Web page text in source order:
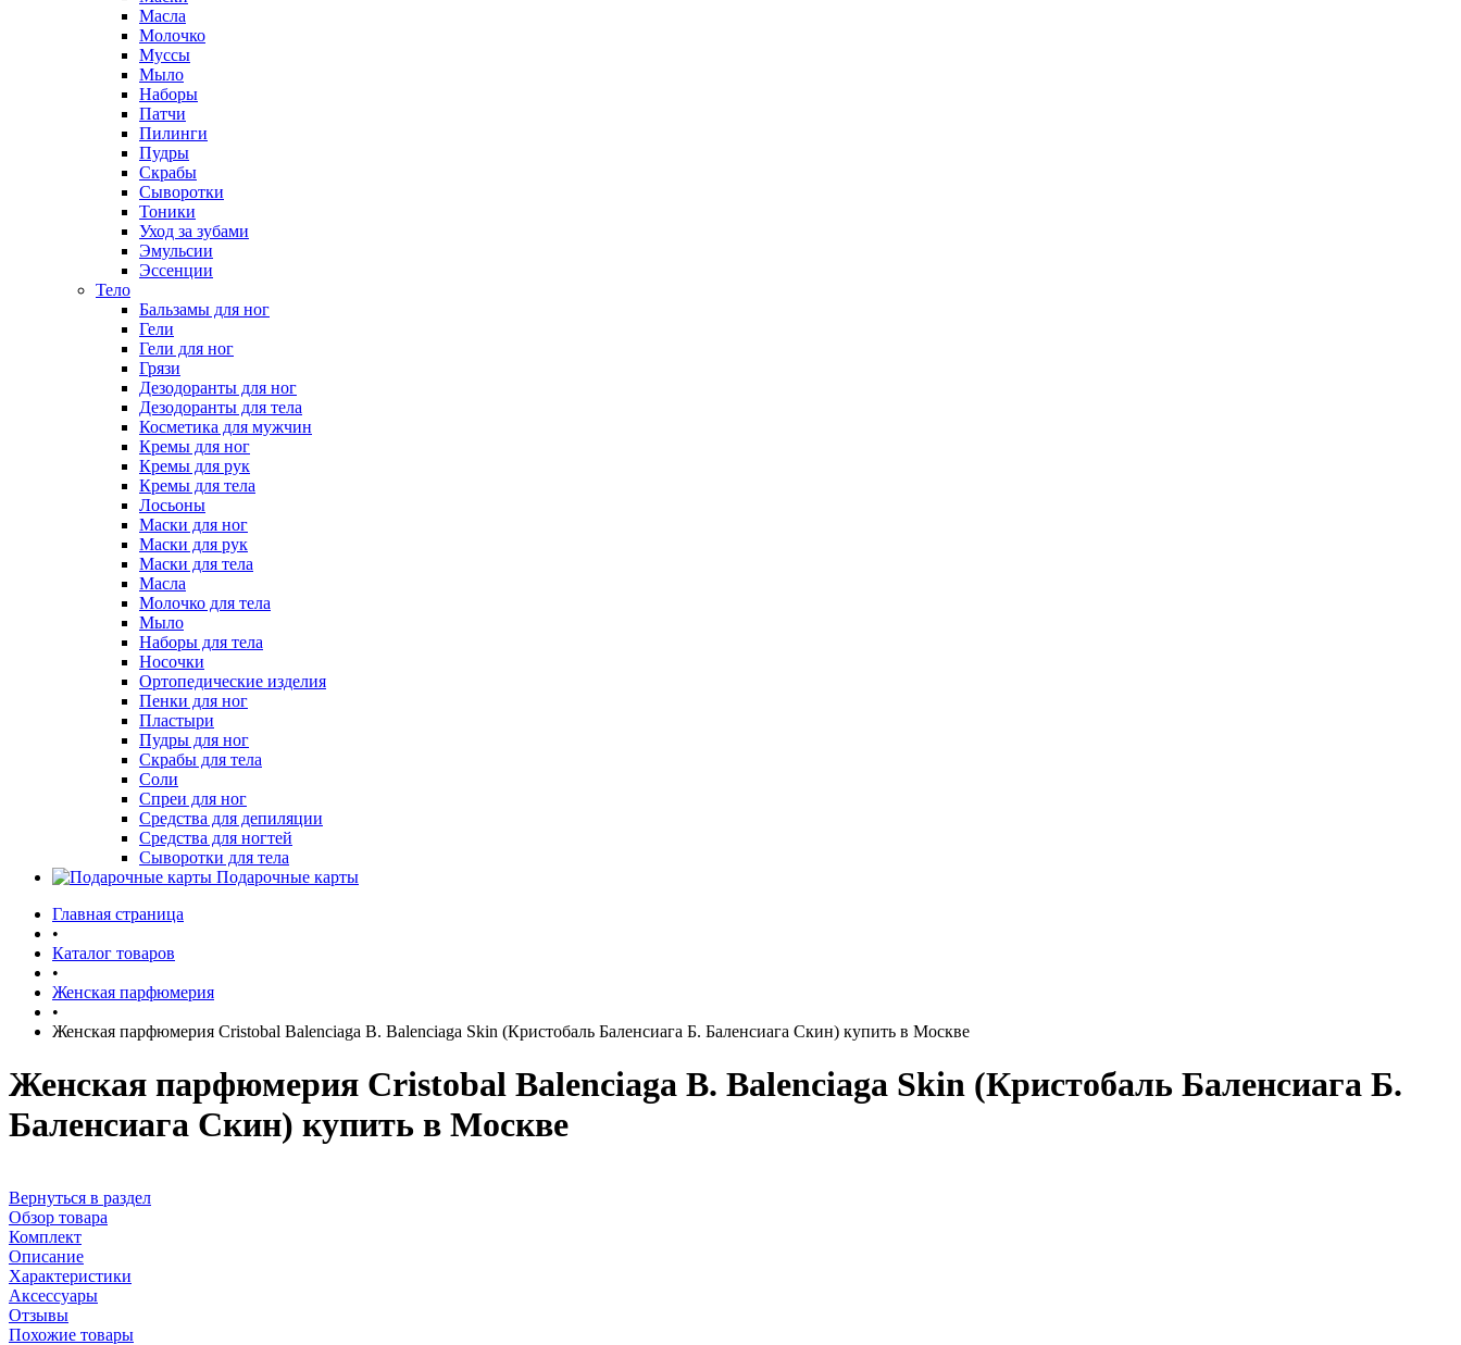
Масла
Молочко
Муссы
Мыло
Наборы
Патчи
Пилинги
Пудры
Скрабы
Сыворотки
Тоники
Уход за зубами
Эмульсии
Эссенции
Тело
Бальзамы для ног
Гели
Гели для ног
Грязи
Дезодоранты для ног
Дезодоранты для тела
Косметика для мужчин
Кремы для ног
Кремы для рук
Кремы для тела
Лосьоны
Маски для ног
Маски для рук
Маски для тела
Масла
Молочко для тела
Мыло
Наборы для тела
Носочки
Ортопедические изделия
Пенки для ног
Пластыри
Пудры для ног
Скрабы для тела
Соли
Спреи для ног
Средства для депиляции
Средства для ногтей
Сыворотки для тела
Подарочные карты
Главная страница
•
Каталог товаров
•
Женская парфюмерия
•
Женская парфюмерия Cristobal Balenciaga B. Balenciaga Skin (Кристобаль Баленсиага Б. Баленсиага Скин) купить в Москве
Женская парфюмерия Cristobal Balenciaga B. Balenciaga Skin (Кристобаль Баленсиага Б.
Баленсиага Скин) купить в Москве
Вернуться в раздел
Обзор товара
Комплект
Описание
Характеристики
Аксессуары
Отзывы
Похожие товары